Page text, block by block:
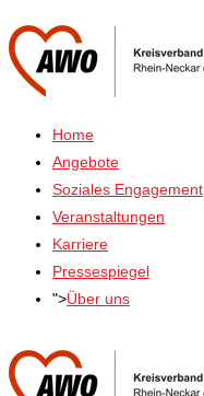
Home
Angebote
Soziales Engagement
Veranstaltungen
Karriere
Pressespiegel
">Über uns